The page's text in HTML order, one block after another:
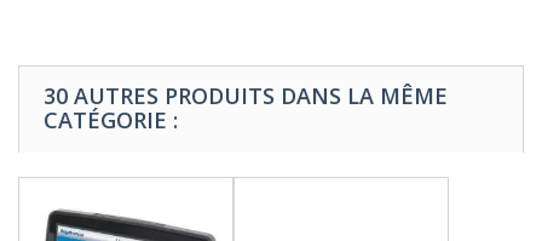
30 AUTRES PRODUITS DANS LA MÊME
CATÉGORIE :